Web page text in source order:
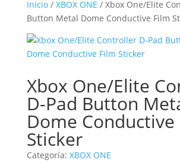
Inicio/ XBOX ONE / Xbox One/Elite
Button Metal Dome Conductive Film
Xbox One/Elite
D-Pad Button
Dome Conductive
Sticker
Categoría: XBOX ONE